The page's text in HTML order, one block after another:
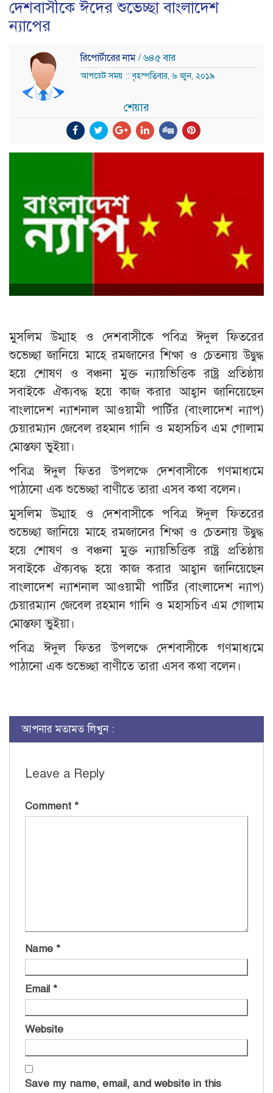
দেশবাসীকে ঈদের শুভেচ্ছা বাংলাদেশ
ন্যাপের
রিপোর্টারের নাম / ৬৪৫ বার
আপডেট সময় :: বৃহস্পতিবার, ৬ জুন, ২০১৯
শেয়ার
মুসলিম উম্মাহ ও দেশবাসীকে পবিত্র ঈদুল ফিতরের
শুভেচ্ছা জানিয়ে মাহে রমজানের শিক্ষা ও চেতনায় উদ্বুদ্ধ
হয়ে শোষণ ও বঞ্চনা মুক্ত ন্যায়ভিত্তিক রাষ্ট্র প্রতিষ্ঠায়
সবাইকে ঐক্যবদ্ধ হয়ে কাজ করার আহ্বান জানিয়েছেন
বাংলাদেশ ন্যাশনাল আওয়ামী পার্টির (বাংলাদেশ ন্যাপ)
চেয়ারম্যান জেবেল রহমান গানি ও মহাসচিব এম গোলাম
মোস্তফা ভুইয়া।
পবিত্র ঈদুল ফিতর উপলক্ষে দেশবাসীকে গণমাধ্যমে
পাঠানো এক শুভেচ্ছা বাণীতে তারা এসব কথা বলেন।
মুসলিম উম্মাহ ও দেশবাসীকে পবিত্র ঈদুল ফিতরের
শুভেচ্ছা জানিয়ে মাহে রমজানের শিক্ষা ও চেতনায় উদ্বুদ্ধ
হয়ে শোষণ ও বঞ্চনা মুক্ত ন্যায়ভিত্তিক রাষ্ট্র প্রতিষ্ঠায়
সবাইকে ঐক্যবদ্ধ হয়ে কাজ করার আহ্বান জানিয়েছেন
বাংলাদেশ ন্যাশনাল আওয়ামী পার্টির (বাংলাদেশ ন্যাপ)
চেয়ারম্যান জেবেল রহমান গানি ও মহাসচিব এম গোলাম
মোস্তফা ভুইয়া।
পবিত্র ঈদুল ফিতর উপলক্ষে দেশবাসীকে গণমাধ্যমে
পাঠানো এক শুভেচ্ছা বাণীতে তারা এসব কথা বলেন।
আপনার মতামত লিখুন :
Leave a Reply
Comment *
Name *
Email *
Website
Save my name, email, and website in this